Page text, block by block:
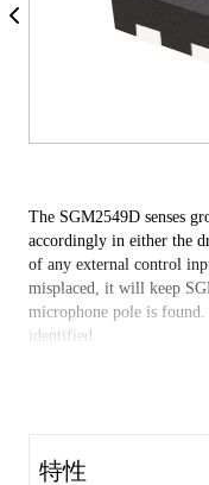
The SGM2549D senses
accordingly in either the
of any external control
misplaced, it will keep
microphone pole is
特性